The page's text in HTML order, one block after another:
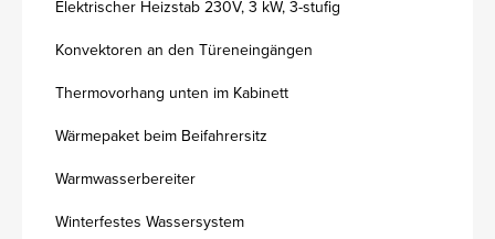
Elektrischer Heizstab 230V, 3 kW, 3-stufig
Konvektoren an den Türeneingängen
Thermovorhang unten im Kabinett
Wärmepaket beim Beifahrersitz
Warmwasserbereiter
Winterfestes Wassersystem